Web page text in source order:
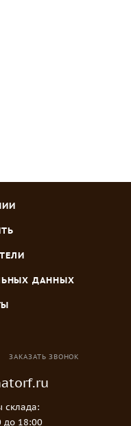
ДАННЫХ
ЗАКАЗАТЬ ЗВОНОК
склада:
до 18:00